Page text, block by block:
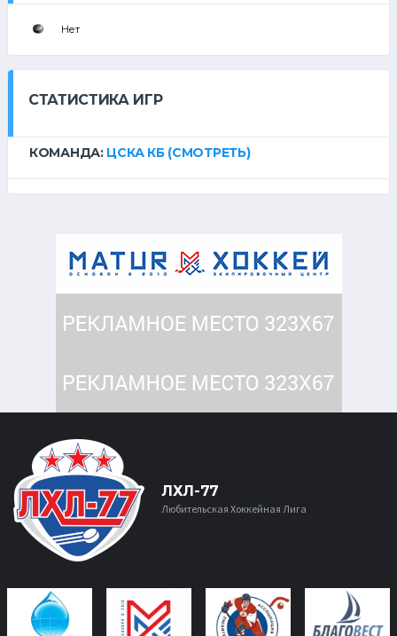
Нет
СТАТИСТИКА ИГР
КОМАНДА: ЦСКА КБ (СМОТРЕТЬ)
ЛХЛ-77
Любительская Хоккейная Лига